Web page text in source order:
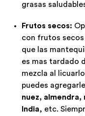
grasas
Frutos secos:
con frutos
que las
es mas tardado
mezcla al
puedes
nuez, almendra,
India, etc.